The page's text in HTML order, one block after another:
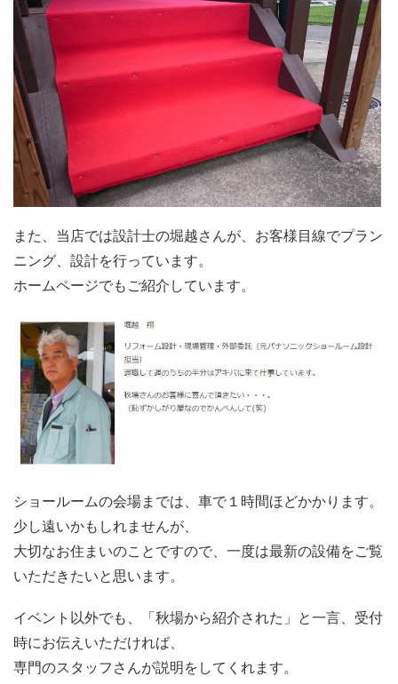
また、当店では設計士の堀越さんが、お客様目線でプラン
ニング、設計を行っています。
ホームページでもご紹介しています。
ショールームの会場までは、車で１時間ほどかかります。
少し遠いかもしれませんが、
大切なお住まいのことですので、一度は最新の設備をご覧
いただきたいと思います。
イベント以外でも、「秋場から紹介された」と一言、受付
時にお伝えいただければ、
専門のスタッフさんが説明をしてくれます。